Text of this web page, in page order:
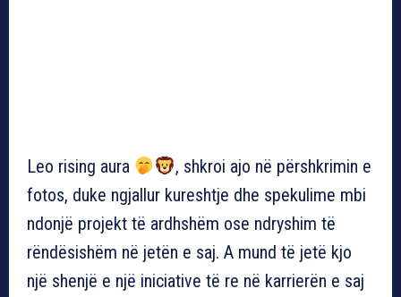
Leo rising aura
, shkroi ajo në përshkrimin e
fotos, duke ngjallur kureshtje dhe spekulime mbi
ndonjë projekt të ardhshëm ose ndryshim të
rëndësishëm në jetën e saj. A mund të jetë kjo
një shenjë e një iniciative të re në karrierën e saj